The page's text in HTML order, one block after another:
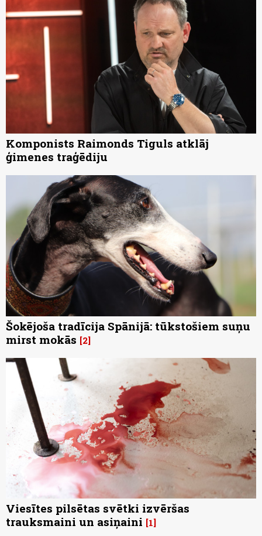
Komponists Raimonds Tiguls atklāj
ģimenes traģēdiju
Šokējoša tradīcija Spānijā: tūkstošiem suņu
mirst mokās 2
Viesītes pilsētas svētki izvēršas
trauksmaini un asiņaini 1